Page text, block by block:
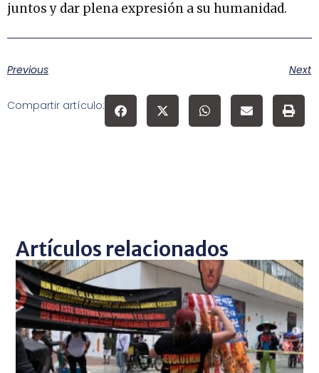
juntos y dar plena expresión a su humanidad.
Previous Next
Compartir artículo:
Artículos relacionados